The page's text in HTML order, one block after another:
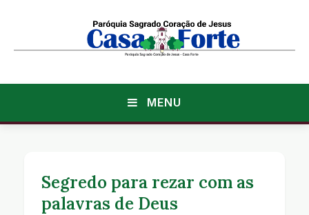
MENU
Segredo para rezar com as
palavras de Deus